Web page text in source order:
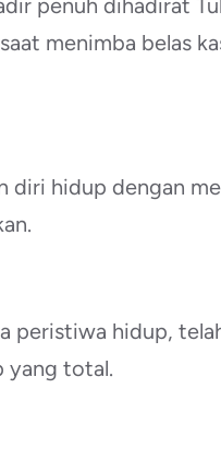
penuh dihadirat
menimba belas
diri hidup dengan
peristiwa hidup,
yang total.